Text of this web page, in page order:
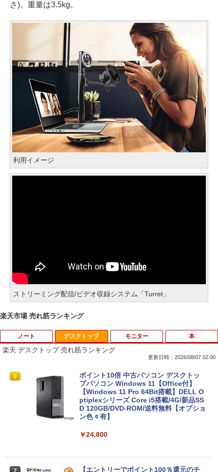
さ)。重量は3.5kg。
利用イメージ
ストリーミング配信/ビデオ収録システム「Turret」
楽天市場 売れ筋ランキング
ノート デスクトップ
楽天 デスクトップ 売れ筋ランキング
更新日時：2026/08/07 02:00
1
ポイント10倍 中古パソコン デスクトッ
プパソコン Windows 11【Office付】
【Windows 11 Pro 64Bit搭載】DELL O
ptiplexシリーズ Core i5搭載/4G/新品SS
D 120GB/DVD-ROM/送料無料【オプショ
ン色々有】
￥24,800
2 【エントリーでポイント100％還元のチ
モニター 本